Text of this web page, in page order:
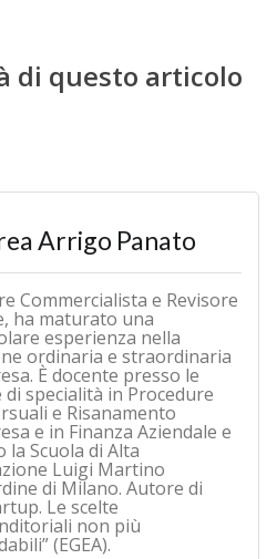
di questo articolo
Arrigo Panato
Commercialista e Revisore
ha maturato una
esperienza nella
ordinaria e straordinaria
È docente presso le
di specialità in Procedure
e Risanamento
e in Finanza Aziendale e
la Scuola di Alta
Luigi Martino
di Milano. Autore di
Le scelte
non più
(EGEA).